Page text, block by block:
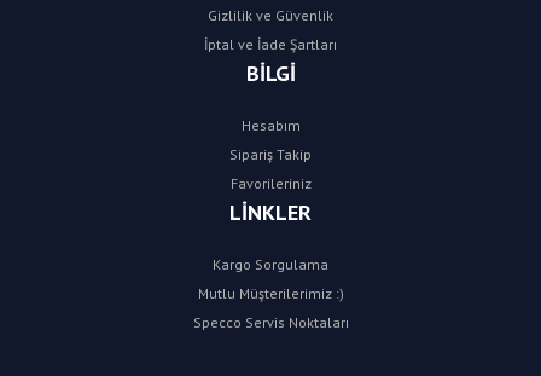
Gizlilik ve Güvenlik
İptal ve İade Şartları
BİLGİ
Hesabım
Sipariş Takip
Favorileriniz
LİNKLER
Kargo Sorgulama
Mutlu Müşterilerimiz :)
Specco Servis Noktaları